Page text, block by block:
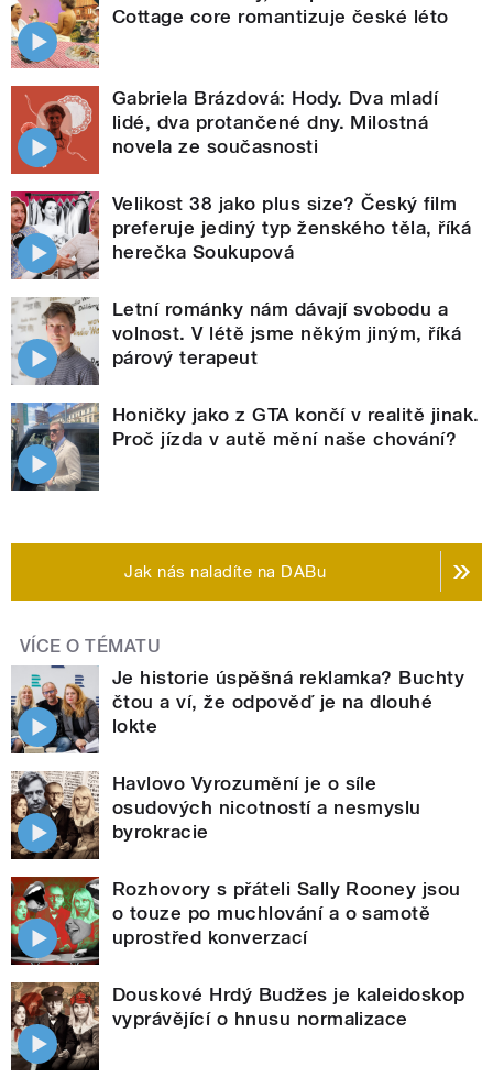
Cottage core romantizuje české léto
Gabriela Brázdová: Hody. Dva mladí
lidé, dva protančené dny. Milostná
novela ze současnosti
Velikost 38 jako plus size? Český film
preferuje jediný typ ženského těla, říká
herečka Soukupová
Letní románky nám dávají svobodu a
volnost. V létě jsme někým jiným, říká
párový terapeut
Honičky jako z GTA končí v realitě jinak.
Proč jízda v autě mění naše chování?
Jak nás naladíte na DABu
VÍCE O TÉMATU
Je historie úspěšná reklamka? Buchty
čtou a ví, že odpověď je na dlouhé
lokte
Havlovo Vyrozumění je o síle
osudových nicotností a nesmyslu
byrokracie
Rozhovory s přáteli Sally Rooney jsou
o touze po muchlování a o samotě
uprostřed konverzací
Douskové Hrdý Budžes je kaleidoskop
vyprávějící o hnusu normalizace